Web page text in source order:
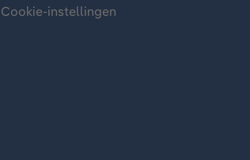
Cookie-instellingen